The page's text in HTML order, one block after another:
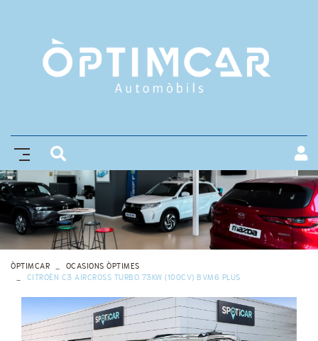
ÒPTIMCAR
OCASIONS ÒPTIMES
CITROËN C3 AIRCROSS TURBO 73KW (100CV) BVM6 PLUS